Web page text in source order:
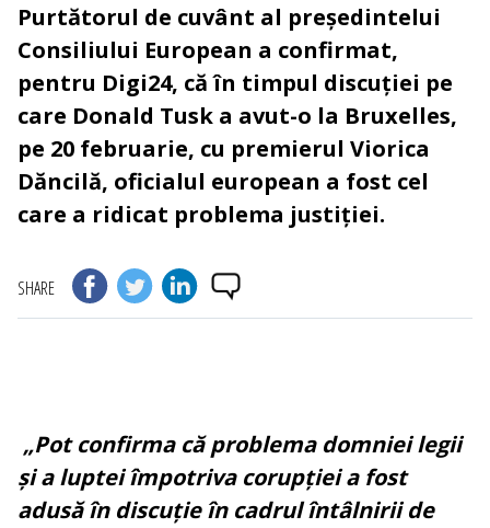
Purtătorul de cuvânt al președintelui
Consiliului European a confirmat,
pentru Digi24, că în timpul discuției pe
care Donald Tusk a avut-o la Bruxelles,
pe 20 februarie, cu premierul Viorica
Dăncilă, oficialul european a fost cel
care a ridicat problema justiției.
SHARE
„Pot confirma că problema domniei legii
și a luptei împotriva corupției a fost
adusă în discuție în cadrul întâlnirii de